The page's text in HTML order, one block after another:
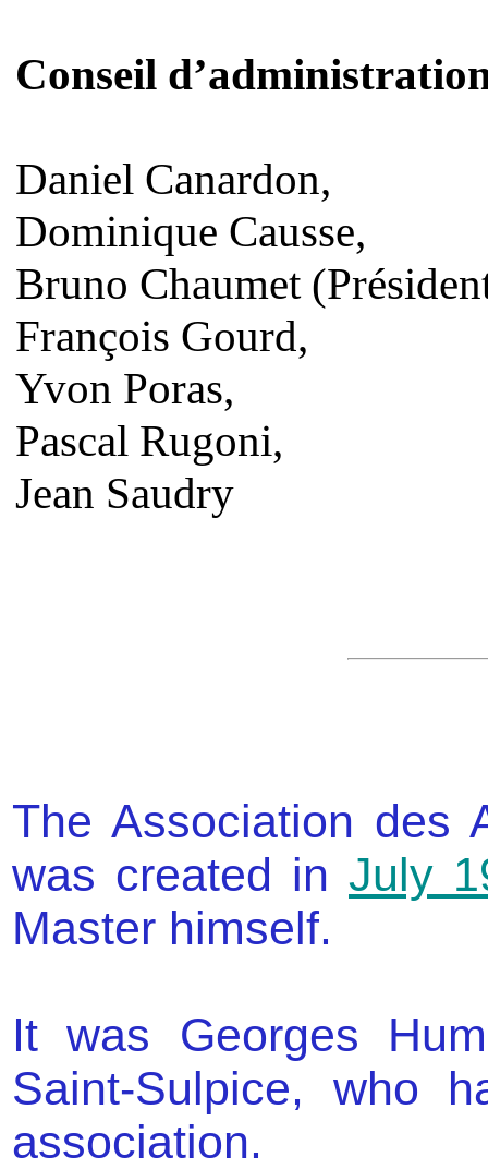
Conseil
Daniel Canardon,
Dominique Causse,
Bruno Chaumet
François Gourd,
Yvon Poras,
Pascal Rugoni,
Jean Saudry
The Association des
was created in July
Master himself.
It was Georges
Saint-Sulpice, who
association.